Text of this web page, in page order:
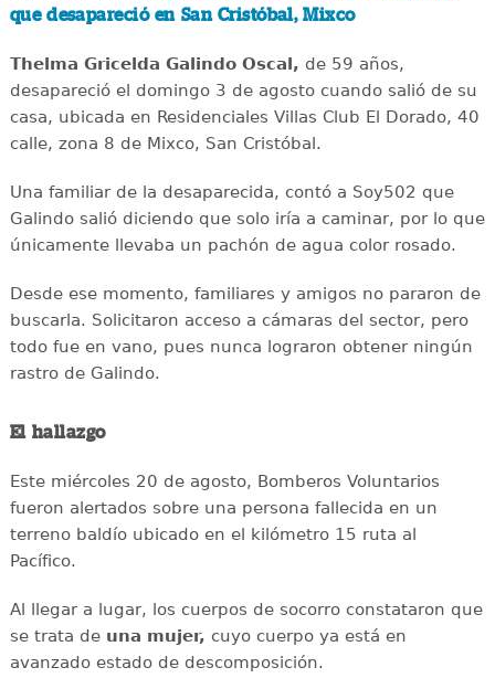
que desapareció en San Cristóbal, Mixco
Thelma Gricelda Galindo Oscal, de 59 años,
desapareció el domingo 3 de agosto cuando salió de su
casa, ubicada en Residenciales Villas Club El Dorado, 40
calle, zona 8 de Mixco, San Cristóbal.
Una familiar de la desaparecida, contó a Soy502 que
Galindo salió diciendo que solo iría a caminar, por lo que
únicamente llevaba un pachón de agua color rosado.
Desde ese momento, familiares y amigos no pararon de
buscarla. Solicitaron acceso a cámaras del sector, pero
todo fue en vano, pues nunca lograron obtener ningún
rastro de Galindo.
El hallazgo
Este miércoles 20 de agosto, Bomberos Voluntarios
fueron alertados sobre una persona fallecida en un
terreno baldío ubicado en el kilómetro 15 ruta al
Pacífico.
Al llegar a lugar, los cuerpos de socorro constataron que
se trata de una mujer, cuyo cuerpo ya está en
avanzado estado de descomposición.